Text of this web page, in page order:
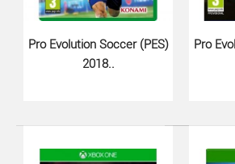
Pro Evolution Soccer
Pro Evolution Soccer (PES)
2018..
Pro